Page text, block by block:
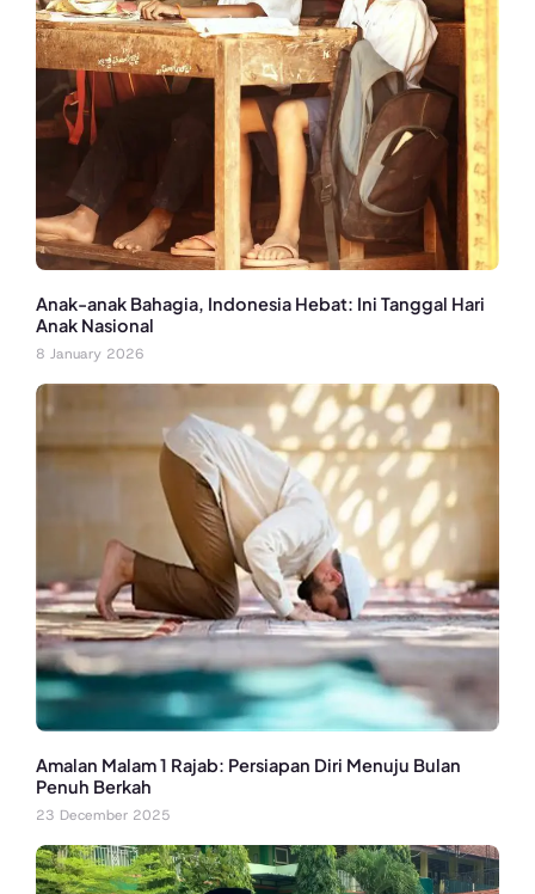
Anak-anak Bahagia, Indonesia Hebat: Ini Tanggal Hari
Anak Nasional
8 January 2026
Amalan Malam 1 Rajab: Persiapan Diri Menuju Bulan
Penuh Berkah
23 December 2025